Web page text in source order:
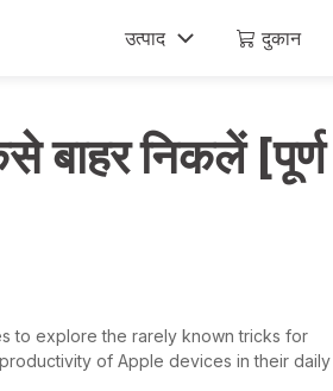
उत्पाद
Mobitrix Perfix
iPhone मरम्मत >
दुकान
निकलें [पूर्ण
to explore the rarely known tricks for
of Apple devices in their daily